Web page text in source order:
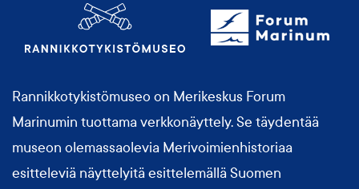
Rannikkotykistömuseo on Merikeskus Forum
Marinumin tuottama verkkonäyttely. Se täydentää
museon olemassaolevia Merivoimienhistoriaa
esitteleviä näyttelyitä esittelemällä Suomen